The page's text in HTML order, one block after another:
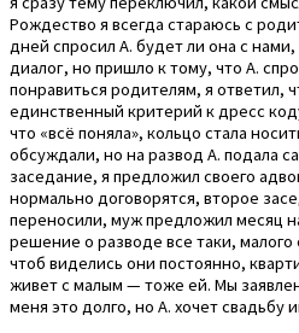
Рождество я всегда стараюсь с
дней спросил А. будет ли она с
диалог, но пришло к тому, что А.
понравиться родителям, я ответил,
единственный критерий к дресс
что «всё поняла», кольцо стала
обсуждали, но на развод А. подала
заседание, я предложил своего
нормально договорятся, второе
переносили, муж предложил месяц
решение о разводе все таки, малого
чтоб виделись они постоянно,
живет с малым — тоже ей. Мы
меня это долго, но А. хочет свадьбу